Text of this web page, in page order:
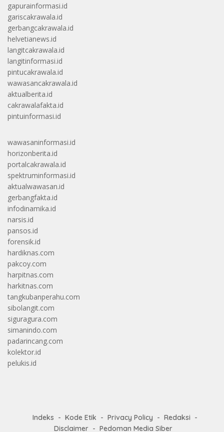
gapurainformasi.id
gariscakrawala.id
gerbangcakrawala.id
helvetianews.id
langitcakrawala.id
langitinformasi.id
pintucakrawala.id
wawasancakrawala.id
aktualberita.id
cakrawalafakta.id
pintuinformasi.id
wawasaninformasi.id
horizonberita.id
portalcakrawala.id
spektruminformasi.id
aktualwawasan.id
gerbangfakta.id
infodinamika.id
narsis.id
pansos.id
forensik.id
hardiknas.com
pakcoy.com
harpitnas.com
harkitnas.com
tangkubanperahu.com
sibolangit.com
siguragura.com
simanindo.com
padarincang.com
kolektor.id
pelukis.id
Indeks Kode Etik Privacy Policy
Redaksi
Disclaimer
Pedoman Media Siber